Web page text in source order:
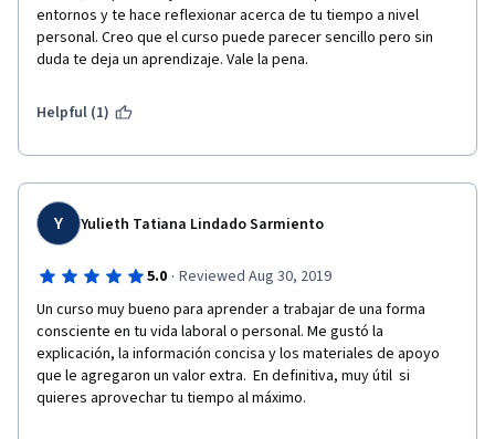
entornos y te hace reflexionar acerca de tu tiempo a nivel
personal. Creo que el curso puede parecer sencillo pero sin
duda te deja un aprendizaje. Vale la pena.
Helpful (1)
Y Yulieth Tatiana Lindado Sarmiento
5.0 · Reviewed Aug 30, 2019
Un curso muy bueno para aprender a trabajar de una forma
consciente en tu vida laboral o personal. Me gustó la
explicación, la información concisa y los materiales de apoyo
que le agregaron un valor extra.  En definitiva, muy útil  si
quieres aprovechar tu tiempo al máximo.